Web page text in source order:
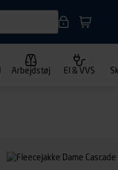
Arbejdstøj El & VVS